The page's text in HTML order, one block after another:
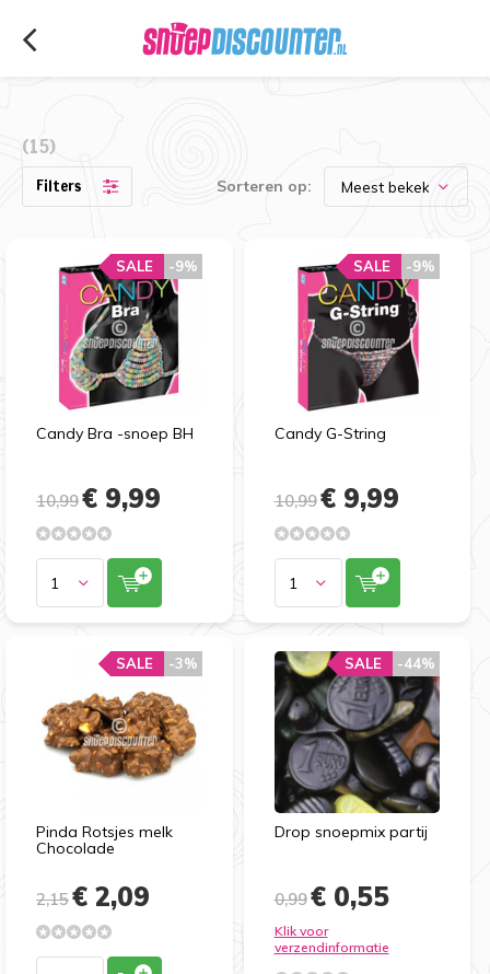
(15)
Filters Sorteren op:
Candy Bra -snoep BH
-9%
SALE
10,99€ 9,99
Candy G-String
-9%
SALE
10,99€ 9,99
Pinda Rotsjes melk
Chocolade
-3%
SALE
2,15€ 2,09
Drop snoepmix partij
-44%
SALE
0,99€ 0,55
Klik voor
verzendinformatie